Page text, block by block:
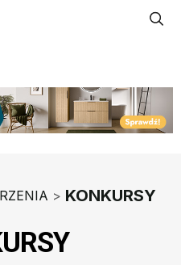
> KONKURSY